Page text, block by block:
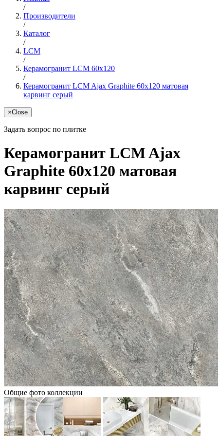
/
Производители
/
Каталог
/
LCM
/
Керамогранит LCM 60x120
/
Керамогранит LCM Ajax Graphite 60x120 матовая
карвинг серый
×Close
Задать вопрос по плитке
Керамогранит LCM Ajax
Graphite 60x120 матовая
карвинг серый
Общие фото коллекции